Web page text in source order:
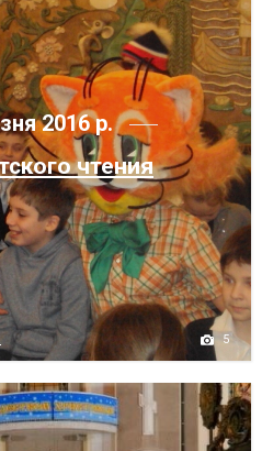
2016 р.
чтения
5